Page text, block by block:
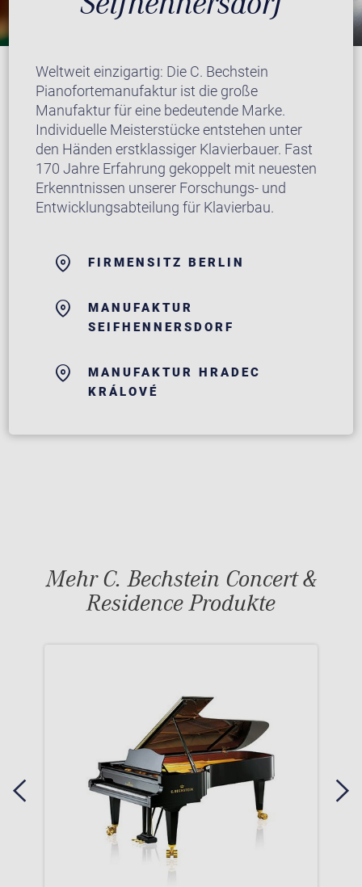
Weltweit einzigartig: Die C. Bechstein
Pianofortemanufaktur ist die große
Manufaktur für eine bedeutende Marke.
Individuelle Meisterstücke entstehen unter
den Händen erstklassiger Klavierbauer. Fast
170 Jahre Erfahrung gekoppelt mit neuesten
Erkenntnissen unserer Forschungs- und
Entwicklungsabteilung für Klavierbau.
FIRMENSITZ BERLIN
MANUFAKTUR
SEIFHENNERSDORF
MANUFAKTUR HRADEC
KRÁLOVÉ
Mehr C. Bechstein Concert &
Residence Produkte